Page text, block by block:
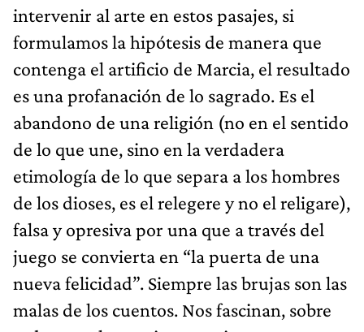
intervenir al arte en estos pasajes, si
formulamos la hipótesis de manera que
contenga el artificio de Marcia, el resultado
es una profanación de lo sagrado. Es el
abandono de una religión (no en el sentido
de lo que une, sino en la verdadera
etimología de lo que separa a los hombres
de los dioses, es el relegere y no el religare),
falsa y opresiva por una que a través del
juego se convierta en “la puerta de una
nueva felicidad”. Siempre las brujas son las
malas de los cuentos. Nos fascinan, sobre